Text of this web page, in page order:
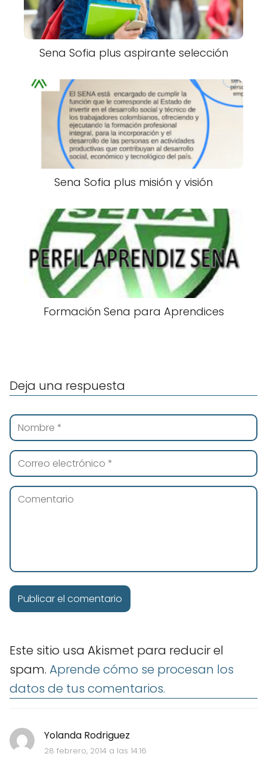
Sena Sofia plus aspirante selección
Sena Sofia plus misión y visión
Formación Sena para Aprendices
Yolanda Rodriguez
28 febrero, 2014 a las 14:16
Deja una respuesta
Este sitio usa Akismet para reducir el
spam. Aprende cómo se procesan los
datos de tus comentarios.